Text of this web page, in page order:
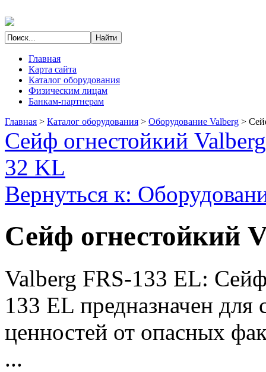
Главная
Карта сайта
Каталог оборудования
Физическим лицам
Банкам-партнерам
Главная > Каталог оборудования > Оборудование Valberg >
Сейф огнестойкий
32 KL
Вернуться к:
Сейф огнестойкий
Valberg FRS-133 EL:
133 EL предназначен для
ценностей от опасных
...